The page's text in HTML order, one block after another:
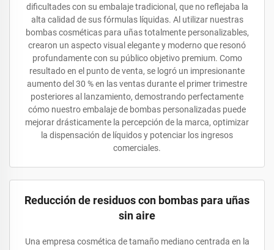
dificultades con su embalaje tradicional, que no reflejaba la
alta calidad de sus fórmulas líquidas. Al utilizar nuestras
bombas cosméticas para uñas totalmente personalizables,
crearon un aspecto visual elegante y moderno que resonó
profundamente con su público objetivo premium. Como
resultado en el punto de venta, se logró un impresionante
aumento del 30 % en las ventas durante el primer trimestre
posteriores al lanzamiento, demostrando perfectamente
cómo nuestro embalaje de bombas personalizadas puede
mejorar drásticamente la percepción de la marca, optimizar
la dispensación de líquidos y potenciar los ingresos
comerciales.
Reducción de residuos con bombas para uñas
sin aire
Una empresa cosmética de tamaño mediano centrada en la